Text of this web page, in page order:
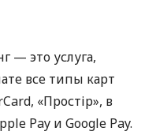
— это услуга,
все типы карт
«Простір», в
Pay и Google Pay.